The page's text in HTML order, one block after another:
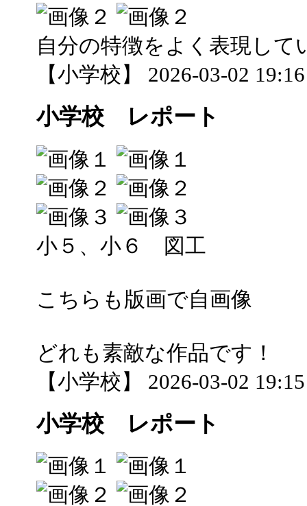
自分の特徴をよく表現して
【小学校】 2026-03-02
小学校 レポート
小５、小６ 図工
こちらも版画で自画像
どれも素敵な作品です！
【小学校】 2026-03-02
小学校 レポート